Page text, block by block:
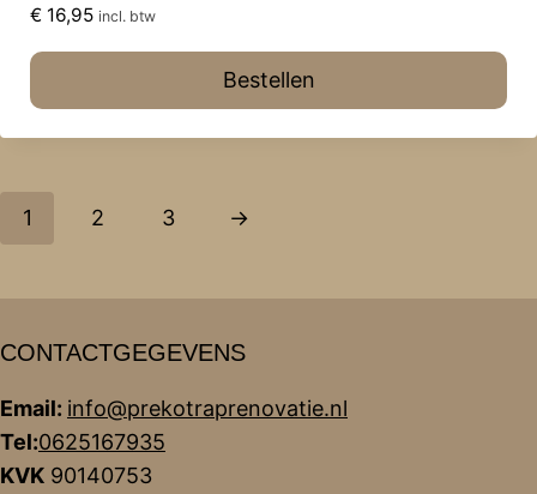
€ 16,95 incl. btw
Bestellen
1 2 3 →
CONTACTGEGEVENS
Email: info@prekotraprenovatie.nl
Tel:0625167935
KVK 90140753